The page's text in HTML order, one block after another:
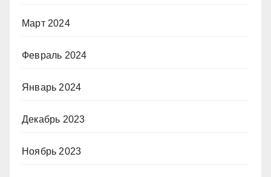
Март 2024
Февраль 2024
Январь 2024
Декабрь 2023
Ноябрь 2023